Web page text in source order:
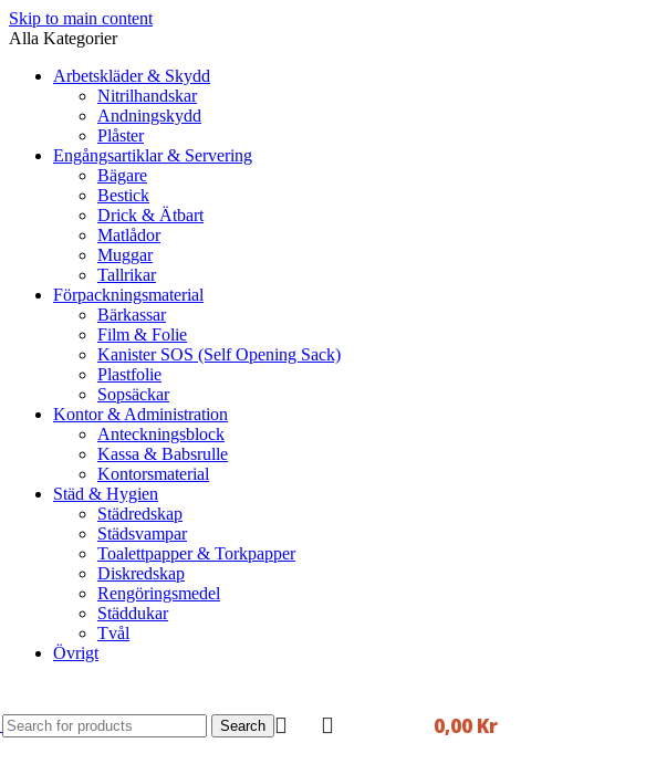
Skip to main content
Alla Kategorier
Arbetskläder & Skydd
Nitrilhandskar
Andningskydd
Plåster
Engångsartiklar & Servering
Bägare
Bestick
Drick & Ätbart
Matlådor
Muggar
Tallrikar
Förpackningsmaterial
Bärkassar
Film & Folie
Kanister SOS (Self Opening Sack)
Plastfolie
Sopsäckar
Kontor & Administration
Anteckningsblock
Kassa & Babsrulle
Kontorsmaterial
Städ & Hygien
Städredskap
Städsvampar
Toalettpapper & Torkpapper
Diskredskap
Rengöringsmedel
Städdukar
Tvål
Övrigt
Search 0,00 Kr